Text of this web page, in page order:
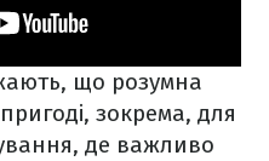
що розумна
зокрема, для
де важливо